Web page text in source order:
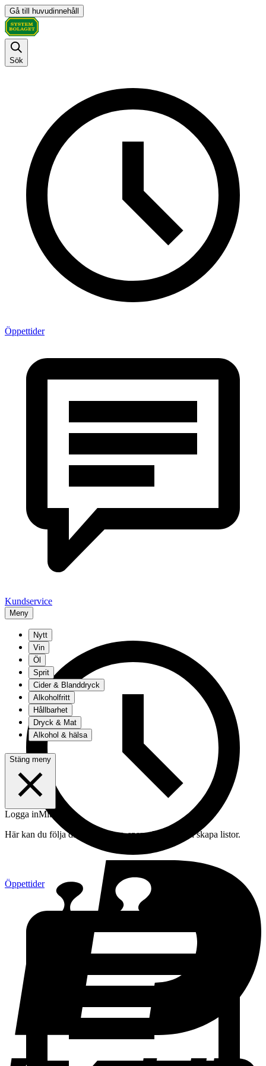
Gå till huvudinnehåll
Sök
Öppettider
Kundservice
Meny
Öppettider
Nytt
Vin
Öl
Sprit
Cider & Blanddryck
Alkoholfritt
Hållbarhet
Dryck & Mat
Alkohol & hälsa
Stäng meny
Logga inMitt konto
Här kan du följa din beställning, spara drycker och skapa listor.